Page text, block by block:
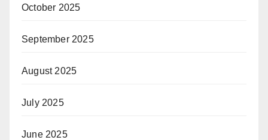
October 2025
September 2025
August 2025
July 2025
June 2025